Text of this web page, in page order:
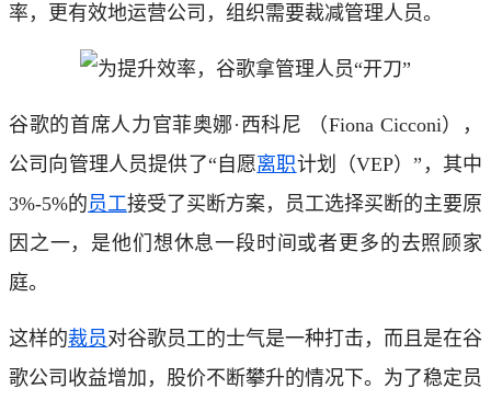
率，更有效地运营公司，组织需要裁减管理人员。
谷歌的首席人力官菲奥娜·西科尼 （Fiona Cicconi），
公司向管理人员提供了“自愿离职计划（VEP）”，其中
3%-5%的员工接受了买断方案，员工选择买断的主要原
因之一，是他们想休息一段时间或者更多的去照顾家
庭。
这样的裁员对谷歌员工的士气是一种打击，而且是在谷
歌公司收益增加，股价不断攀升的情况下。为了稳定员